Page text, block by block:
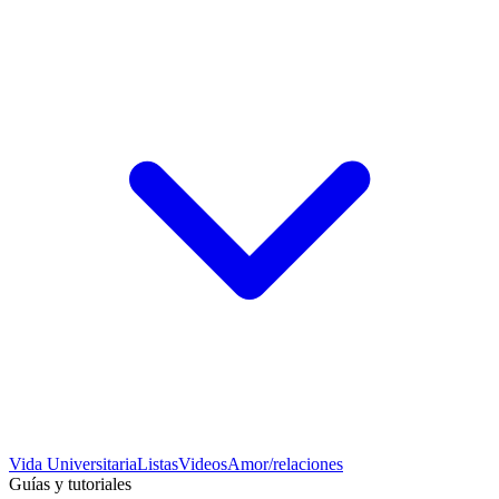
Vida UniversitariaListasVideosAmor/relaciones
Guías y tutoriales